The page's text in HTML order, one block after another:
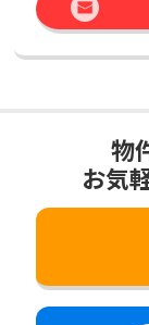
物
お気